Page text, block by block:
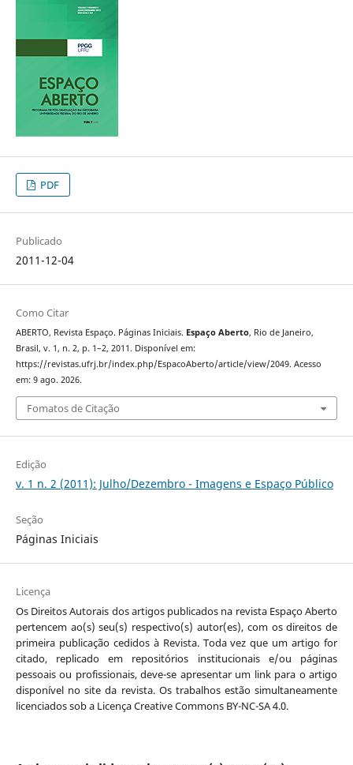
PDF
Publicado
2011-12-04
Como Citar
ABERTO, Revista Espaço. Páginas Iniciais. Espaço Aberto, Rio de Janeiro,
Brasil, v. 1, n. 2, p. 1–2, 2011. Disponível em:
https://revistas.ufrj.br/index.php/EspacoAberto/article/view/2049. Acesso
em: 9 ago. 2026.
Fomatos de Citação
Edição
v. 1 n. 2 (2011): Julho/Dezembro - Imagens e Espaço Público
Seção
Páginas Iniciais
Licença
Os Direitos Autorais dos artigos publicados na revista Espaço Aberto
pertencem ao(s) seu(s) respectivo(s) autor(es), com os direitos de
primeira publicação cedidos à Revista. Toda vez que um artigo for
citado, replicado em repositórios institucionais e/ou páginas
pessoais ou profissionais, deve-se apresentar um link para o artigo
disponível no site da revista. Os trabalhos estão simultaneamente
licenciados sob a Licença Creative Commons BY-NC-SA 4.0.